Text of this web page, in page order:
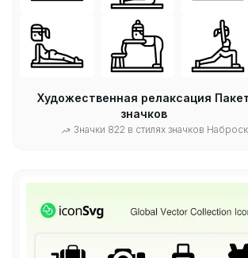
Художественная релаксация
значков
Значки 822 в стилях значков